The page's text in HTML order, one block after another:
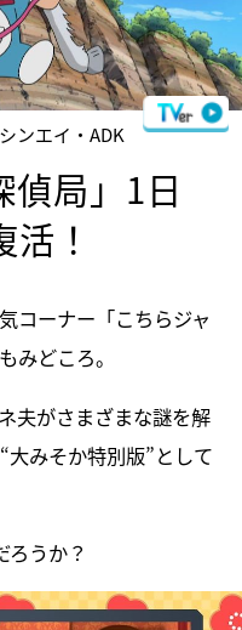
ンエイ・ADK
局」1日
！
コーナー「こちらジャ
みどころ。
夫がさまざまな謎を解
大みそか特別版”として
うか？